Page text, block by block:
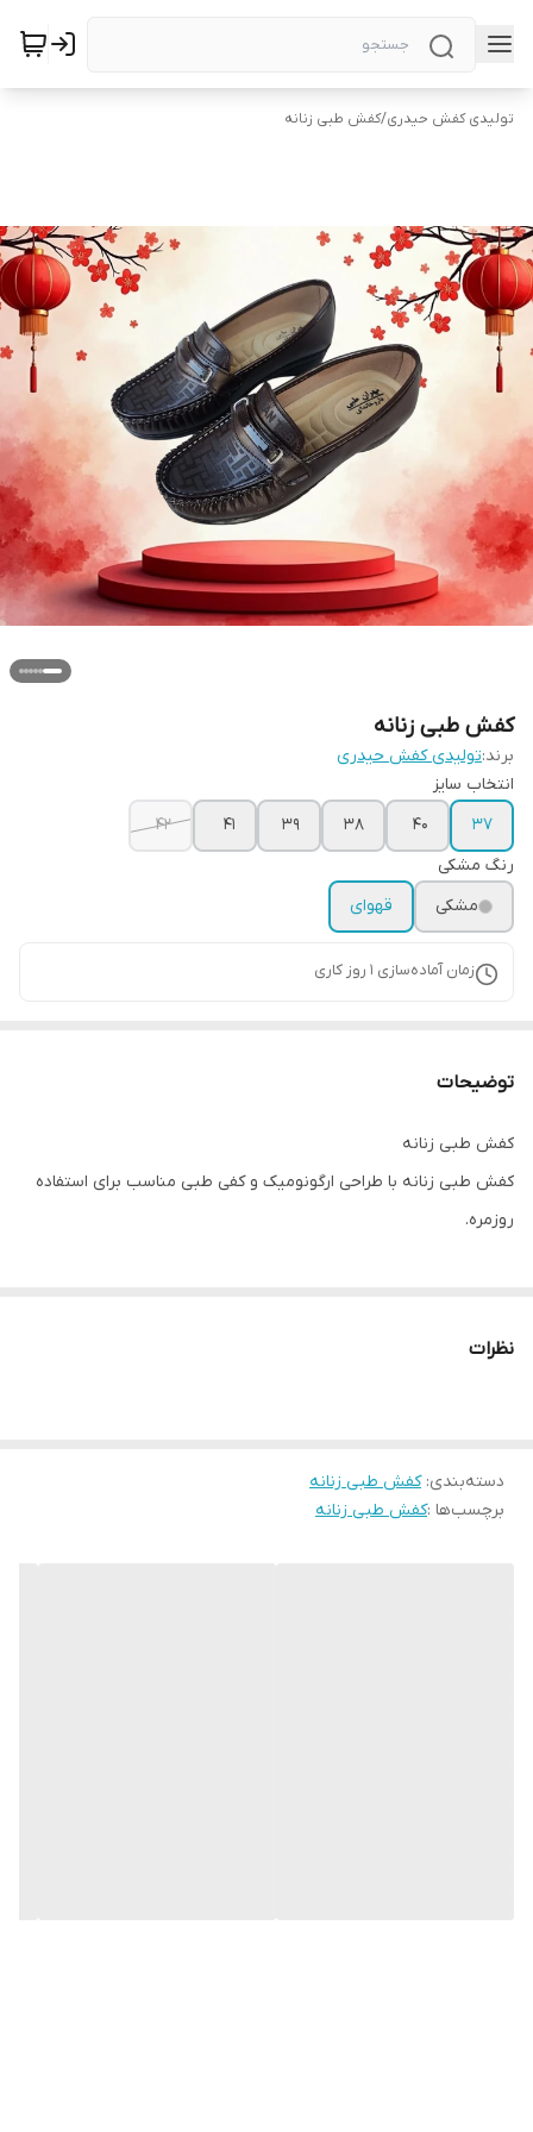
تولیدی کفش حیدری/کفش طبی زنانه
کفش طبی زنانه
برند:تولیدی کفش حیدری
انتخاب سایز
37
40
38
39
41
42
رنگ مشکی
مشکی
قهوای
زمان آماده‌سازی 1 روز کاری
توضیحات
کفش طبی زنانه
کفش طبی زنانه با طراحی ارگونومیک و کفی طبی مناسب برای استفاده
روزمره.
نظرات
دسته‌بندی:کفش طبی زنانه
برچسب‌ها :کفش طبی زنانه